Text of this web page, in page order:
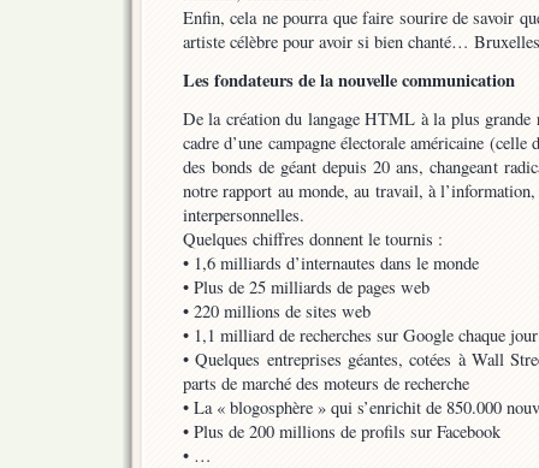
Enfin, cela ne pourra que faire sourire de savoir
artiste célèbre pour avoir si bien chanté…
Les fondateurs de la nouvelle communication
De la création du langage HTML à la plus grande
cadre d’une campagne électorale américaine
des bonds de géant depuis 20 ans, changeant
notre rapport au monde, au travail, à
interpersonnelles.
Quelques chiffres donnent le tournis :
• 1,6 milliards d’internautes dans le monde
• Plus de 25 milliards de pages web
• 220 millions de sites web
• 1,1 milliard de recherches sur Google chaque jour
• Quelques entreprises géantes, cotées à Wall
parts de marché des moteurs de recherche
• La « blogosphère » qui s’enrichit de 850.000
• Plus de 200 millions de profils sur Facebook
• …